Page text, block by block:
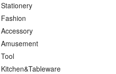
Stationery
Fashion
Accessory
Amusement
Tool
Kitchen&Tableware